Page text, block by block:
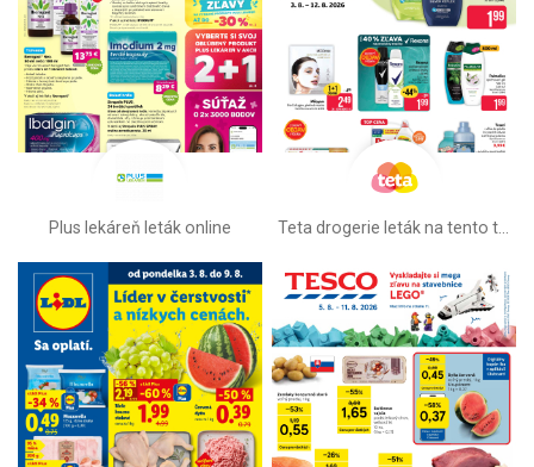
Plus lekáreň leták online